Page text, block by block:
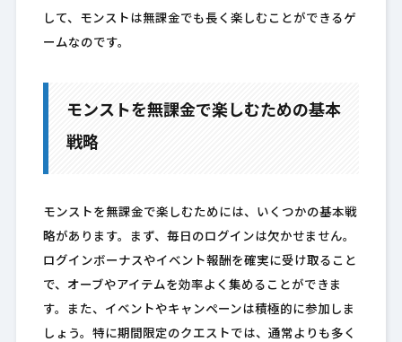
して、モンストは無課金でも長く楽しむことができるゲ
ームなのです。
モンストを無課金で楽しむための基本
戦略
モンストを無課金で楽しむためには、いくつかの基本戦
略があります。まず、毎日のログインは欠かせません。
ログインボーナスやイベント報酬を確実に受け取ること
で、オーブやアイテムを効率よく集めることができま
す。また、イベントやキャンペーンは積極的に参加しま
しょう。特に期間限定のクエストでは、通常よりも多く